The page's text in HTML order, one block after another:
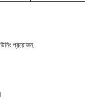
প্রয়োজন.